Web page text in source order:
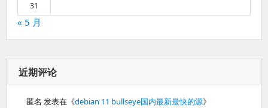
31
« 5 月
近期评论
匿名 发表在《debian 11 bullseye国内最新最快的源》